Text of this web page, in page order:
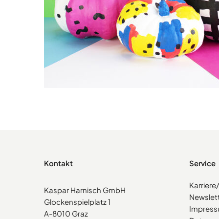
Kontakt
Kaspar Harnisch GmbH
Glockenspielplatz 1
A-8010 Graz
Service